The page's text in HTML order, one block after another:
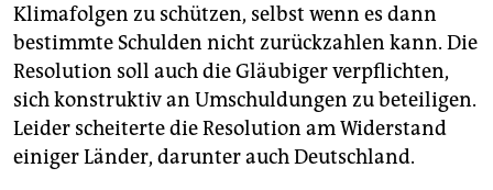
Klimafolgen zu schützen, selbst wenn es dann
bestimmte Schulden nicht zurückzahlen kann. Die
Resolution soll auch die Gläubiger verpflichten,
sich konstruktiv an Umschuldungen zu beteiligen.
Leider scheiterte die Resolution am Widerstand
einiger Länder, darunter auch Deutschland.